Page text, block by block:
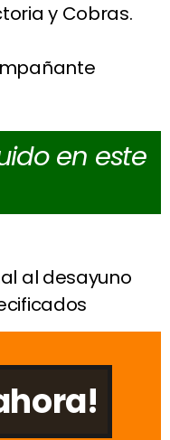
y Cobras.
en este
al desayuno